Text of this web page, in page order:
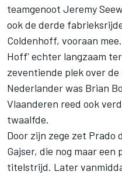
teamgenoot Jeremy
ook de derde
Coldenhoff, vooraan
Hoff' echter langzaam
zeventiende plek over
Nederlander was Brian
Vlaanderen reed ook
twaalfde.
Door zijn zege zet Prado
Gajser, die nog maar
titelstrijd. Later